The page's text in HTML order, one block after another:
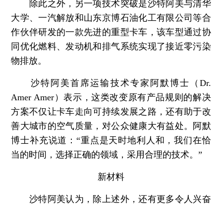
除此之外，另一项技术突破是沙特阿美与清华
大学、一汽解放和山东京博石油化工有限公司等合
作伙伴研发的一款先进的重型卡车，该车型通过协
同优化燃料、发动机和排气系统实现了接近零污染
物排放。
沙特阿美首席运输技术专家阿默博士（Dr.
Amer Amer）表示，这类改变原有产品规则的解决
方案不仅让卡车走向可持续发展之路，还有助于改
善大城市的空气质量，对公众健康大有益处。阿默
博士补充说道：“重点是天时地利人和，我们在恰
当的时间，选择正确的领域，采用合理的技术。”
新材料
沙特阿美认为，除上述外，还有更多令人兴奋